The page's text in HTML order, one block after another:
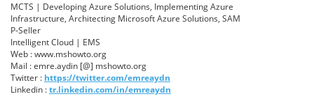
MCTS | Developing Azure Solutions, Implementing Azure
Infrastructure, Architecting Microsoft Azure Solutions, SAM
P-Seller
Intelligent Cloud | EMS
Web : www.mshowto.org
Mail : emre.aydin [@] mshowto.org
Twitter : https://twitter.com/emreaydn
Linkedin :tr.linkedin.com/in/emreaydn